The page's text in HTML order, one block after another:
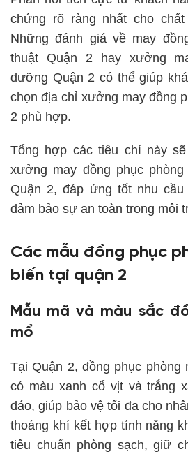
chứng rõ ràng nhất cho
Những đánh giá về may
thuật Quận 2 hay xưởng
dưỡng Quận 2 có thể giúp
chọn địa chỉ xưởng may đồng
2 phù hợp.
Tổng hợp các tiêu chí này
xưởng may đồng phục
Quận 2, đáp ứng tốt nhu
đảm bảo sự an toàn trong môi
Các mẫu đồng phục
biến tại quận 2
Mẫu mã và màu sắc
mổ
Tại Quận 2, đồng phục phòng
có màu xanh cổ vịt và trắng
đáo, giúp bảo vệ tối đa cho
thoáng khí kết hợp tính năng
tiêu chuẩn phòng sạch, giữ